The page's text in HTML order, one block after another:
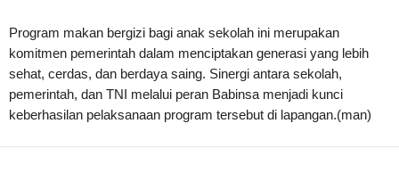
Program makan bergizi bagi anak sekolah ini merupakan
komitmen pemerintah dalam menciptakan generasi yang lebih
sehat, cerdas, dan berdaya saing. Sinergi antara sekolah,
pemerintah, dan TNI melalui peran Babinsa menjadi kunci
keberhasilan pelaksanaan program tersebut di lapangan.(man)